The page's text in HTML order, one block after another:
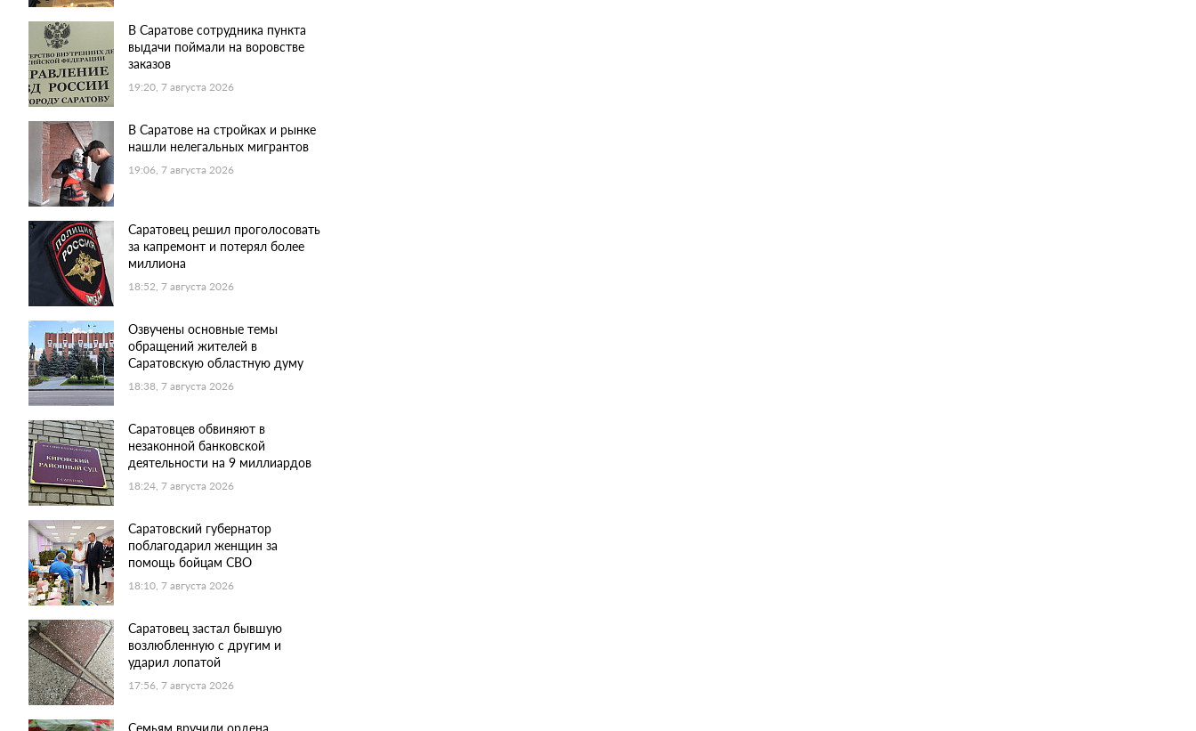
В Саратове сотрудника пункта
выдачи поймали на воровстве
заказов
19:20, 7 августа 2026
В Саратове на стройках и рынке
нашли нелегальных мигрантов
19:06, 7 августа 2026
Саратовец решил проголосовать
за капремонт и потерял более
миллиона
18:52, 7 августа 2026
Озвучены основные темы
обращений жителей в
Саратовскую областную думу
18:38, 7 августа 2026
Саратовцев обвиняют в
незаконной банковской
деятельности на 9 миллиардов
18:24, 7 августа 2026
Саратовский губернатор
поблагодарил женщин за
помощь бойцам СВО
18:10, 7 августа 2026
Саратовец застал бывшую
возлюбленную с другим и
ударил лопатой
17:56, 7 августа 2026